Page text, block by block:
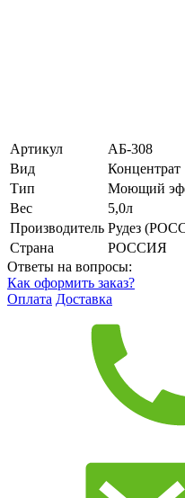
Артикул
АБ-308
Вид
Концентрат
Тип
Моющий
Вес
5,0л
Производитель Рудез
Страна
РОССИЯ
Ответы на вопросы:
Как оформить заказ?
Оплата Доставка